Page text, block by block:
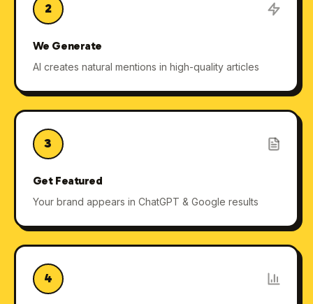
2
We Generate
AI creates natural mentions in high-quality articles
3
Get Featured
Your brand appears in ChatGPT & Google results
4